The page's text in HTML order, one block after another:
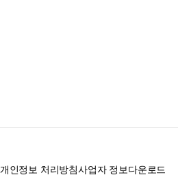
개인정보 처리방침사업자 정보다운로드